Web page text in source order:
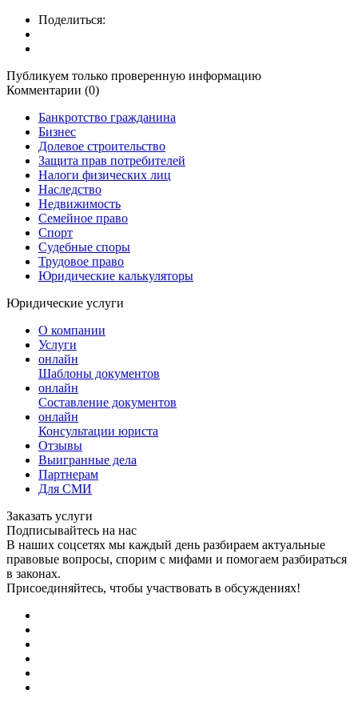
Поделиться:
Публикуем только проверенную информацию
Комментарии (0)
Банкротство гражданина
Бизнес
Долевое строительство
Защита прав потребителей
Налоги физических лиц
Наследство
Недвижимость
Семейное право
Спорт
Судебные споры
Трудовое право
Юридические калькуляторы
Юридические услуги
О компании
Услуги
онлайн
Шаблоны документов
онлайн
Составление документов
онлайн
Консультации юриста
Отзывы
Выигранные дела
Партнерам
Для СМИ
Заказать услуги
Подписывайтесь на нас
В наших соцсетях мы каждый день разбираем актуальные
правовые вопросы, спорим с мифами и помогаем разбираться
в законах.
Присоединяйтесь, чтобы участвовать в обсуждениях!